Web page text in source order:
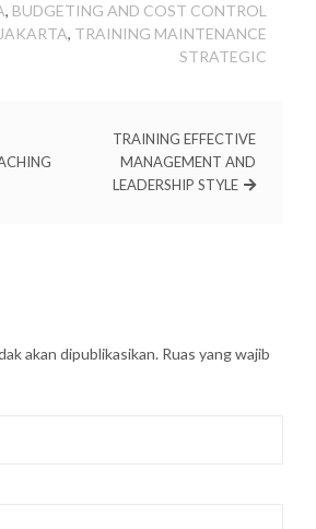
, BUDGETING AND COST CONTROL
, TRAINING MAINTENANCE
STRATEGIC
TRAINING EFFECTIVE
MANAGEMENT AND
LEADERSHIP STYLE
akan dipublikasikan. Ruas yang wajib